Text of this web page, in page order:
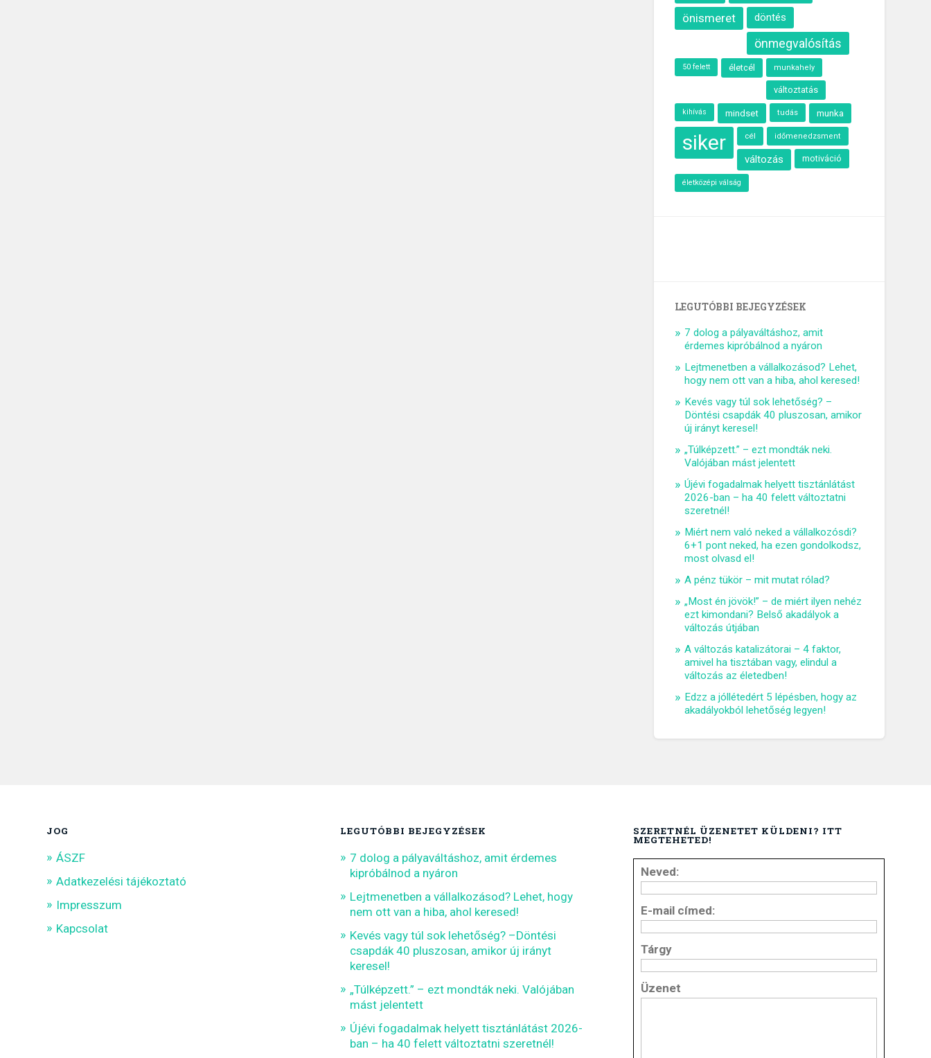
önismeret döntés
önmegvalósítás
50 felett életcél munkahely
változtatás
kihívás mindset tudás munka
siker cél időmenedzsment
változás motiváció
életközépi válság
LEGUTÓBBI BEJEGYZÉSEK
7 dolog a pályaváltáshoz, amit
érdemes kipróbálnod a nyáron
Lejtmenetben a vállalkozásod? Lehet,
hogy nem ott van a hiba, ahol keresed!
Kevés vagy túl sok lehetőség? –
Döntési csapdák 40 pluszosan, amikor
új irányt keresel!
„Túlképzett.” – ezt mondták neki.
Valójában mást jelentett
Újévi fogadalmak helyett tisztánlátást
2026-ban – ha 40 felett változtatni
szeretnél!
Miért nem való neked a vállalkozósdi?
6+1 pont neked, ha ezen gondolkodsz,
most olvasd el!
A pénz tükör – mit mutat rólad?
„Most én jövök!” – de miért ilyen nehéz
ezt kimondani? Belső akadályok a
változás útjában
A változás katalizátorai – 4 faktor,
amivel ha tisztában vagy, elindul a
változás az életedben!
Edzz a jóllétedért 5 lépésben, hogy az
akadályokból lehetőség legyen!
JOG
ÁSZF
Adatkezelési tájékoztató
Impresszum
Kapcsolat
LEGUTÓBBI BEJEGYZÉSEK
7 dolog a pályaváltáshoz, amit érdemes
kipróbálnod a nyáron
Lejtmenetben a vállalkozásod? Lehet, hogy
nem ott van a hiba, ahol keresed!
Kevés vagy túl sok lehetőség? –Döntési
csapdák 40 pluszosan, amikor új irányt
keresel!
„Túlképzett.” – ezt mondták neki. Valójában
mást jelentett
Újévi fogadalmak helyett tisztánlátást 2026-
ban – ha 40 felett változtatni szeretnél!
SZERETNÉL ÜZENETET KÜLDENI? ITT
MEGTEHETED!
Neved:
E-mail címed:
Tárgy
Üzenet